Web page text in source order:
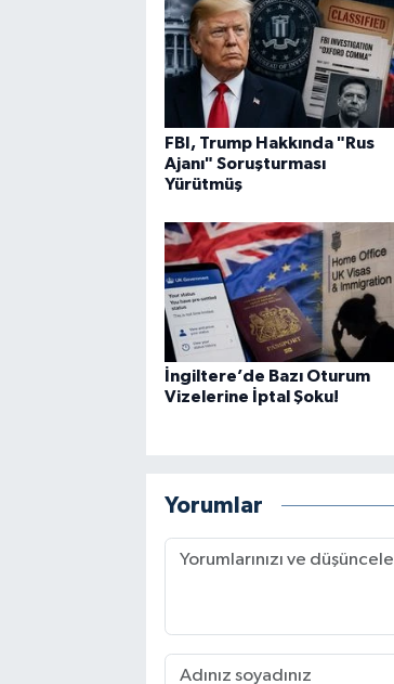
FBI, Trump Hakkında "Rus
Ajanı" Soruşturması
Yürütmüş
İngiltere’de Bazı Oturum
Vizelerine İptal Şoku!
Yorumlar